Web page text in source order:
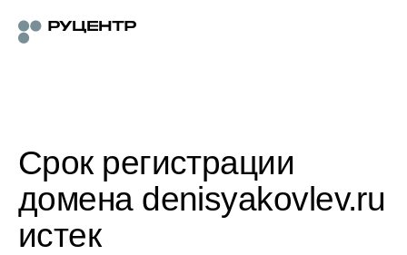
Срок регистрации
домена denisyakovlev.ru
истек